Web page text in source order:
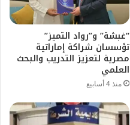
“غبشة” و”رواد التميز”
تؤسسان شراكة إماراتية
مصرية لتعزيز التدريب والبحث
العلمي
منذ 4 أسابيع